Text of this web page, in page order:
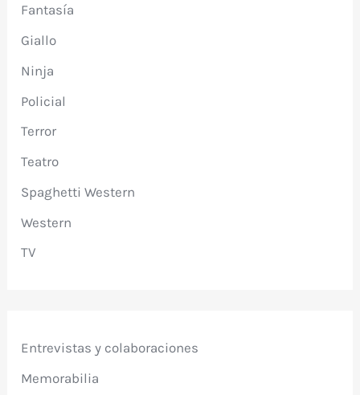
Fantasía
Giallo
Ninja
Policial
Terror
Teatro
Spaghetti Western
Western
TV
Entrevistas y colaboraciones
Memorabilia